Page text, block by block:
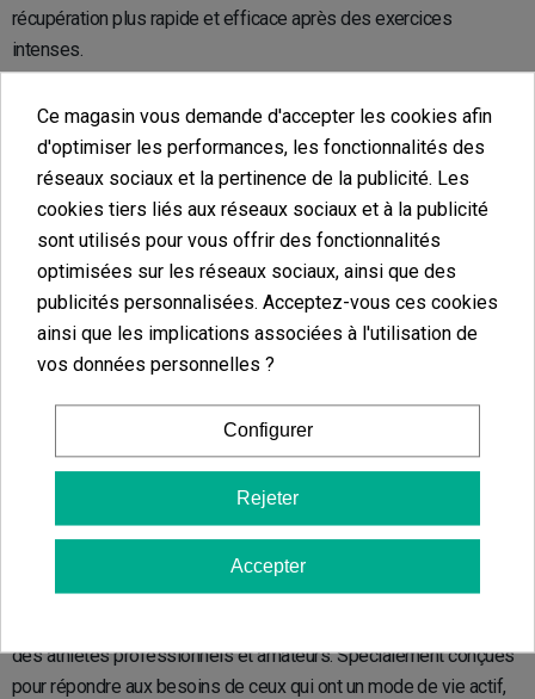
récupération plus rapide et efficace après des exercices
intenses.
Huile CBD 40% Coco MCT GB Sport
L'huile de Coco MCT GB Sport se présente comme un allié
essentiel pour les sportifs, combinantCBD, CBG, L-Carnitine
L-Argininepour améliorer la performance et accélérer la
récupération après l'exercice physique. Ces composants
travaillent en synergie pour réduire le temps de récupération,
soulager les articulations et les muscles, améliorant ainsi la
résistance à l’effort musculaire. Extraite de plantes de cannabis
et efficace pour optimiser lapréparation
physiquechez les sportifs.
CBD pour les sportifs : obtenez l'effet désiré
crèmes au CBDpour les sportifs sont devenues un outil
des athlètes professionnels et amateurs. Spécialement conçues
pour répondre aux besoins de ceux qui ont un mode de vie actif,
Ce magasin vous demande d'accepter les cookies afin
d'optimiser les performances, les fonctionnalités des
réseaux sociaux et la pertinence de la publicité. Les
cookies tiers liés aux réseaux sociaux et à la publicité
sont utilisés pour vous offrir des fonctionnalités
optimisées sur les réseaux sociaux, ainsi que des
publicités personnalisées. Acceptez-vous ces cookies
ainsi que les implications associées à l'utilisation de
vos données personnelles ?
Configurer
Rejeter
Accepter